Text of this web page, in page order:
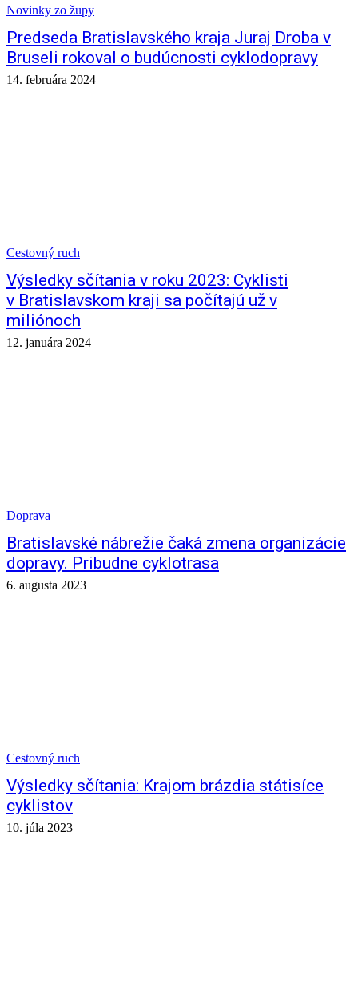
Novinky zo župy
Predseda Bratislavského kraja Juraj Droba v
Bruseli rokoval o budúcnosti cyklodopravy
14. februára 2024
Cestovný ruch
Výsledky sčítania v roku 2023: Cyklisti
v Bratislavskom kraji sa počítajú už v
miliónoch
12. januára 2024
Doprava
Bratislavské nábrežie čaká zmena organizácie
dopravy. Pribudne cyklotrasa
6. augusta 2023
Cestovný ruch
Výsledky sčítania: Krajom brázdia státisíce
cyklistov
10. júla 2023